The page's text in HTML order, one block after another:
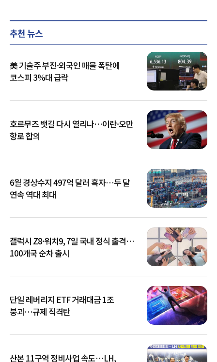
추천 뉴스
美 기술주 부진·외국인 매물 폭탄에
코스피 3%대 급락
호르무즈 뱃길 다시 열리나…이란·오만
항로 합의
6월 경상수지 497억 달러 흑자…두 달
연속 역대 최대
갤럭시 Z8·워치9, 7일 국내 정식 출격…
100개국 순차 출시
단일 레버리지 ETF 거래대금 1조
붕괴…규제 직격탄
산본 11구역 정비사업 속도…LH,